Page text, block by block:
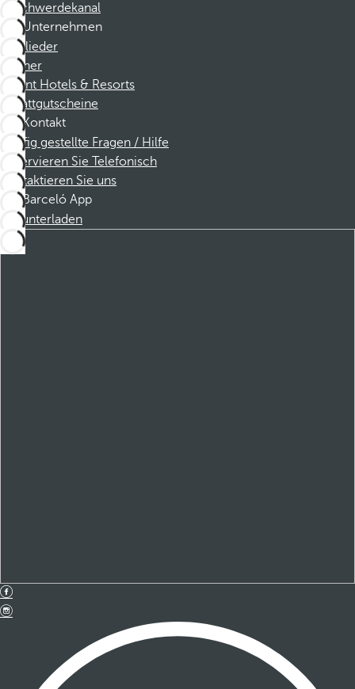
Beschwerdekanal
Unternehmen
Mitglieder
Partner
Dorint Hotels & Resorts
Rabattgutscheine
Kontakt
Häufig gestellte Fragen / Hilfe
Reservieren Sie Telefonisch
Kontaktieren Sie uns
Barceló App
Herunterladen